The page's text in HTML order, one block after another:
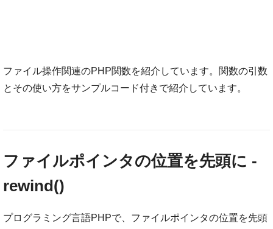
ファイル操作関連のPHP関数を紹介しています。関数の引数
とその使い方をサンプルコード付きで紹介しています。
ファイルポインタの位置を先頭に -
rewind()
プログラミング言語PHPで、ファイルポインタの位置を先頭